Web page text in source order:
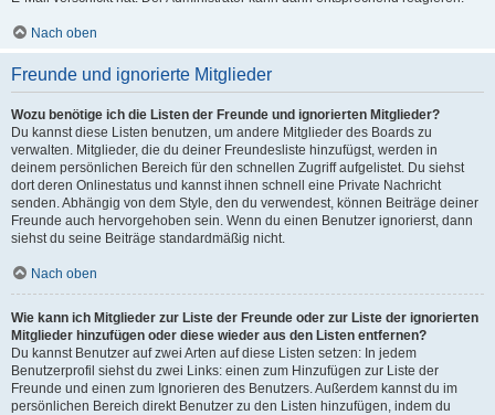
Nach oben
Freunde und ignorierte Mitglieder
Wozu benötige ich die Listen der Freunde und ignorierten Mitglieder?
Du kannst diese Listen benutzen, um andere Mitglieder des Boards zu
verwalten. Mitglieder, die du deiner Freundesliste hinzufügst, werden in
deinem persönlichen Bereich für den schnellen Zugriff aufgelistet. Du siehst
dort deren Onlinestatus und kannst ihnen schnell eine Private Nachricht
senden. Abhängig von dem Style, den du verwendest, können Beiträge deiner
Freunde auch hervorgehoben sein. Wenn du einen Benutzer ignorierst, dann
siehst du seine Beiträge standardmäßig nicht.
Nach oben
Wie kann ich Mitglieder zur Liste der Freunde oder zur Liste der ignorierten
Mitglieder hinzufügen oder diese wieder aus den Listen entfernen?
Du kannst Benutzer auf zwei Arten auf diese Listen setzen: In jedem
Benutzerprofil siehst du zwei Links: einen zum Hinzufügen zur Liste der
Freunde und einen zum Ignorieren des Benutzers. Außerdem kannst du im
persönlichen Bereich direkt Benutzer zu den Listen hinzufügen, indem du